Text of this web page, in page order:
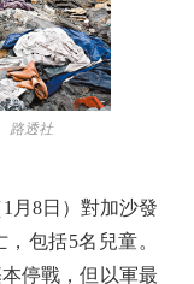
路透社
8日）對加沙發
包括5名兒童。
停戰，但以軍最